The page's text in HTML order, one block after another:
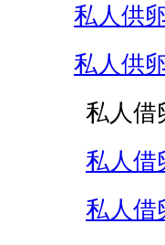
私人供
私人供
私人借
私人借
私人借